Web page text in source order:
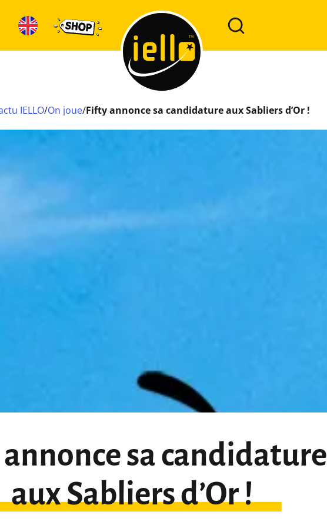
IELLO/On joue/Fifty annonce sa candidature aux Sabliers d’Or !
sa candidature
aux Sabliers d’Or !